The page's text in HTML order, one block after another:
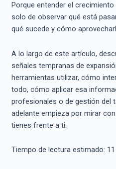
Porque entender el
solo de observar qué está
qué sucede y cómo
A lo largo de este artículo,
señales tempranas de
herramientas utilizar, cómo
todo, cómo aplicar esa
profesionales o de gestión del
adelante empieza por mirar
tienes frente a ti.
Tiempo de lectura estimado: 11